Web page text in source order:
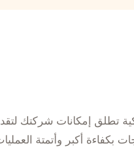
تطلق إمكانات شركتك
بكفاءة أكبر وأتمتة